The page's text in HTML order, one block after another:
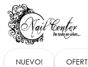
Ir al contenido
NUEVO!